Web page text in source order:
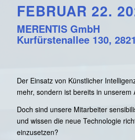
FEBRUAR 22.
MERENTIS GmbH
Kurfürstenallee 130,
Der Einsatz von Künstlicher
mehr, sondern ist bereits in unserem
Doch sind unsere Mitarbeiter
und wissen die neue Technologie
einzusetzen?